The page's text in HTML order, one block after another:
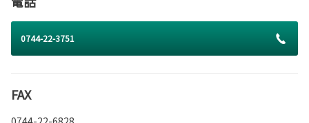
0744-22-3751
FAX